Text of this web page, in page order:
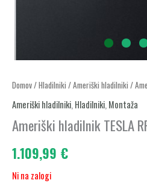
Domov/Hladilniki /Ameriški hladilniki /
Ameriški hladilniki, Hladilniki, Montaža
Ameriški hladilnik TESLA
1.109,99 €
Ni na zalogi